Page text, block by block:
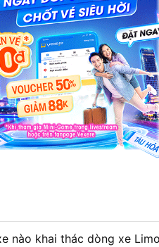
Tiên Yên - Quảng Ninh
Hà Nội Tiên Yên - Quảng
Yên - Quảng Ninh từ Hà Nội
Nội Tiên Yên - Quảng
nhà xe nào có loại xe giường
nào khai thác dòng xe